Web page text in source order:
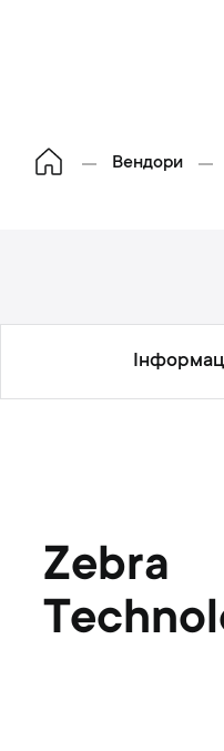
Вендори
Zebra